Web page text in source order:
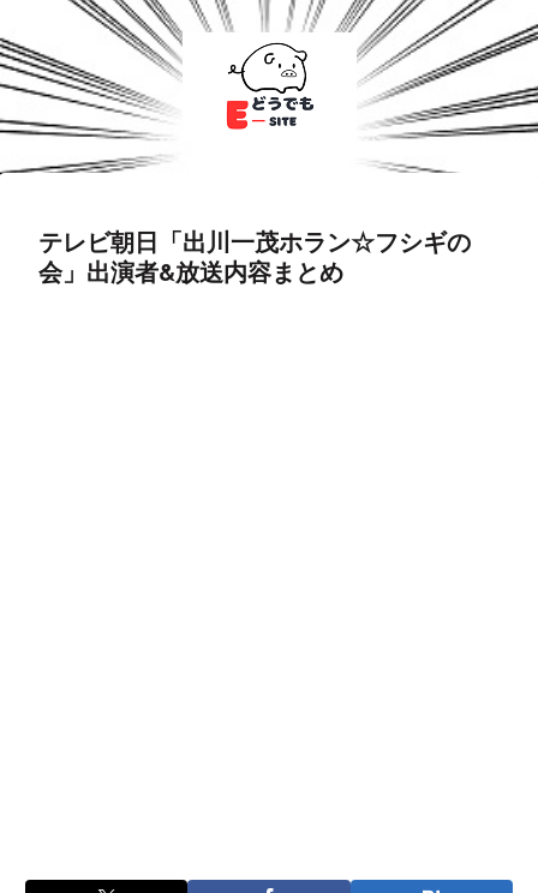
テレビ朝日「出川一茂ホラン☆フシギの
会」出演者&放送内容まとめ